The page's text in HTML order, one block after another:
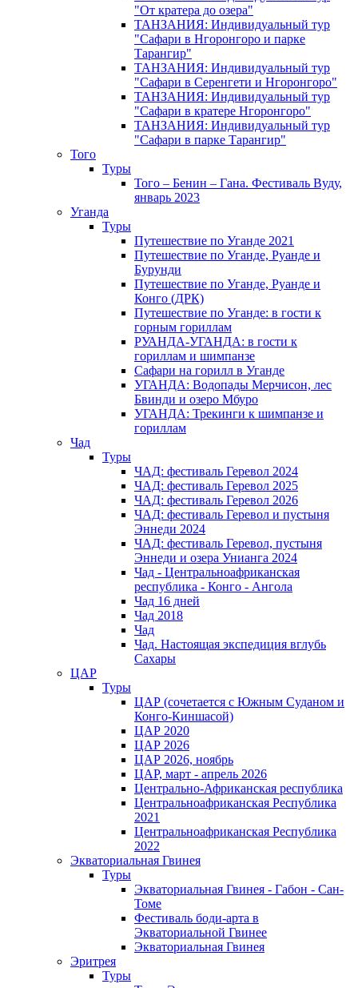
"От кратера до озера"
ТАНЗАНИЯ: Индивидуальный тур
"Сафари в Нгоронгоро и парке
Тарангир"
ТАНЗАНИЯ: Индивидуальный тур
"Сафари в Серенгети и Нгоронгоро"
ТАНЗАНИЯ: Индивидуальный тур
"Сафари в кратере Нгоронгоро"
ТАНЗАНИЯ: Индивидуальный тур
"Сафари в парке Тарангир"
Того
Туры
Того – Бенин – Гана. Фестиваль Вуду,
январь 2023
Уганда
Туры
Путешествие по Уганде 2021
Путешествие по Уганде, Руанде и
Бурунди
Путешествие по Уганде, Руанде и
Конго (ДРК)
Путешествие по Уганде: в гости к
горным гориллам
РУАНДА-УГАНДА: в гости к
гориллам и шимпанзе
Сафари на горилл в Уганде
УГАНДА: Водопады Мерчисон, лес
Бвинди и озеро Мбуро
УГАНДА: Трекинги к шимпанзе и
гориллам
Чад
Туры
ЧАД: фестиваль Геревол 2024
ЧАД: фестиваль Геревол 2025
ЧАД: фестиваль Геревол 2026
ЧАД: фестиваль Геревол и пустыня
Эннеди 2024
ЧАД: фестиваль Геревол, пустыня
Эннеди и озера Унианга 2024
Чад - Центральноафриканская
республика - Конго - Ангола
Чад 16 дней
Чад 2018
Чад
Чад. Настоящая экспедиция вглубь
Сахары
ЦАР
Туры
ЦАР (сочетается с Южным Суданом и
Конго-Киншасой)
ЦАР 2020
ЦАР 2026
ЦАР 2026, ноябрь
ЦАР, март - апрель 2026
Центрально-Африканская республика
Центральноафриканская Республика
2021
Центральноафриканская Республика
2022
Экваториальная Гвинея
Туры
Экваториальная Гвинея - Габон - Сан-
Томе
Фестиваль боди-арта в
Экваториальной Гвинее
Экваториальная Гвинея
Эритрея
Туры